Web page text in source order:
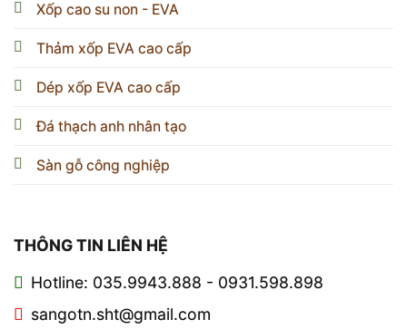
Xốp cao su non - EVA
Thảm xốp EVA cao cấp
Dép xốp EVA cao cấp
Đá thạch anh nhân tạo
Sàn gỗ công nghiệp
THÔNG TIN LIÊN HỆ
Hotline: 035.9943.888 - 0931.598.898
sangotn.sht@gmail.com